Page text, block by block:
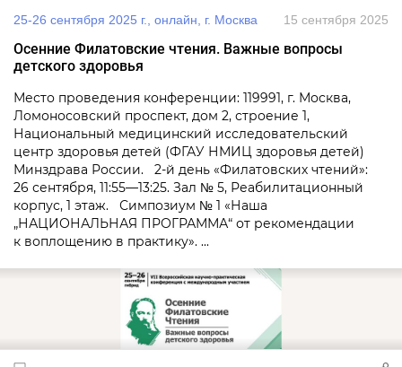
25-26 сентября 2025 г., онлайн, г. Москва 15 сентября 2025
Осенние Филатовские чтения. Важные вопросы
детского здоровья
Место проведения конференции: 119991, г. Москва,
Ломоносовский проспект, дом 2, строение 1,
Национальный медицинский исследовательский
центр здоровья детей (ФГАУ НМИЦ здоровья детей)
Минздрава России. 2-й день «Филатовских чтений»:
26 сентября, 11:55—13:25. Зал № 5, Реабилитационный
корпус, 1 этаж. Симпозиум № 1 «Наша
„НАЦИОНАЛЬНАЯ ПРОГРАММА“ от рекомендации
к воплощению в практику». ...